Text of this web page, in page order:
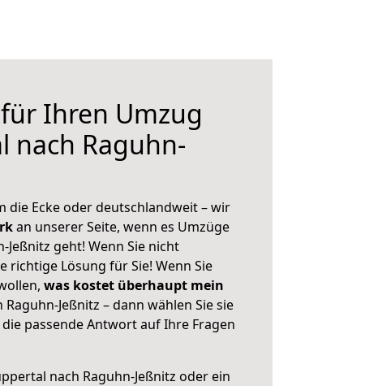
Ihren Umzug
nach Raguhn-
die Ecke oder deutschlandweit – wir
an unserer Seite, wenn es Umzüge
geht! Wenn Sie nicht
richtige Lösung für Sie! Wenn Sie
was kostet überhaupt mein
Jeßnitz – dann wählen Sie sie
passende Antwort auf Ihre Fragen
nach Raguhn-Jeßnitz oder ein